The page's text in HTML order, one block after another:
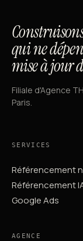
qui ne
mise à jour
Filiale d'Agence
Paris.
SERVICES
Référencement
Référencement
Google Ads
AGENCE